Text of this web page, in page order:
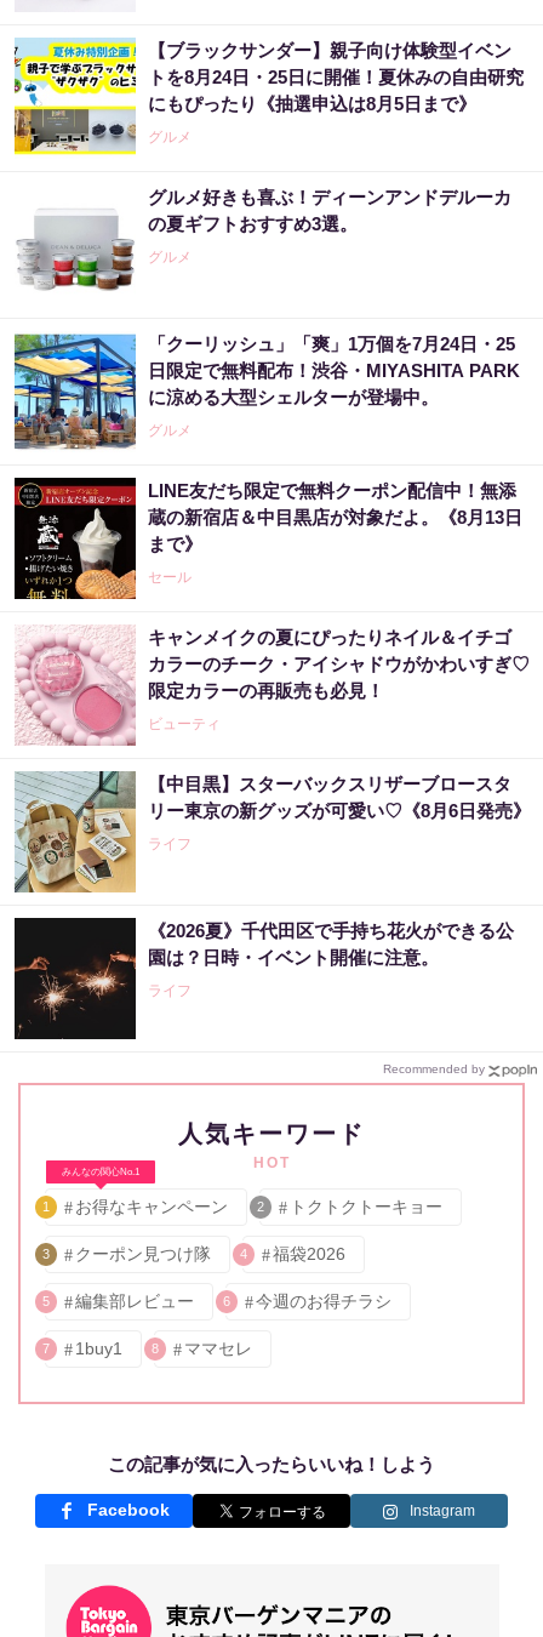
【ブラックサンダー】親子向け体験型イベン
トを8月24日・25日に開催！夏休みの自由研究
にもぴったり《抽選申込は8月5日まで》
グルメ
グルメ好きも喜ぶ！ディーンアンドデルーカ
の夏ギフトおすすめ3選。
グルメ
「クーリッシュ」「爽」1万個を7月24日・25
日限定で無料配布！渋谷・MIYASHITA PARK
に涼める大型シェルターが登場中。
グルメ
LINE友だち限定で無料クーポン配信中！無添
蔵の新宿店＆中目黒店が対象だよ。《8月13日
まで》
セール
キャンメイクの夏にぴったりネイル＆イチゴ
カラーのチーク・アイシャドウがかわいすぎ♡
限定カラーの再販売も必見！
ビューティ
【中目黒】スターバックスリザーブロースタ
リー東京の新グッズが可愛い♡《8月6日発売》
ライフ
《2026夏》千代田区で手持ち花火ができる公
園は？日時・イベント開催に注意。
ライフ
Recommended by
人気キーワード
HOT
みんなの関心No.1
1 お得なキャンペーン 2 トクトクトーキョー
3 クーポン見つけ隊 4 福袋2026
5 編集部レビュー 6 今週のお得チラシ
7 1buy1 8 ママセレ
この記事が気に入ったらいいね！しよう
Facebook Instagram